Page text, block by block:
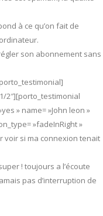
à ce qu’on fait de
son abonnement sans
2″][porto_testimonial
» name= »John leon »
»fadeInRight »
voir si ma connexion tenait
! toujours a l’écoute
pas d’interruption de